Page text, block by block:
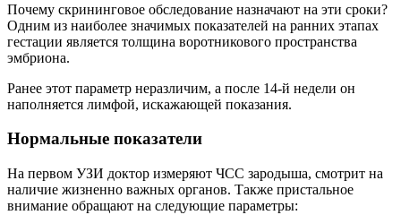
Почему скрининговое обследование назначают на эти сроки?
Одним из наиболее значимых показателей на ранних этапах
гестации является толщина воротникового пространства
эмбриона.
Ранее этот параметр неразличим, а после 14-й недели он
наполняется лимфой, искажающей показания.
Нормальные показатели
На первом УЗИ доктор измеряют ЧСС зародыша, смотрит на
наличие жизненно важных органов. Также пристальное
внимание обращают на следующие параметры: